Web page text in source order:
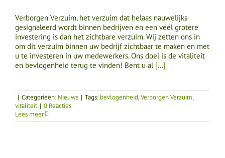
Verborgen Verzuim, het verzuim dat helaas nauwelijks
gesignaleerd wordt binnen bedrijven en een véél grotere
investering is dan het zichtbare verzuim. Wij zetten ons in
om dit verzuim binnen uw bedrijf zichtbaar te maken en met
u te investeren in uw medewerkers. Ons doel is de vitaliteit
en bevlogenheid terug te vinden! Bent u al [...]
| Categorieën: Nieuws | Tags: bevlogenheid,Verborgen Verzuim,
vitaliteit | 0 Reacties
Lees meer